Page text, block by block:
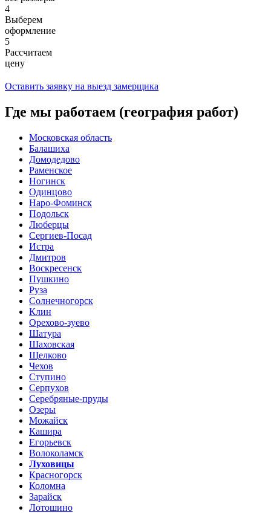
4
Выберем
оформление
5
Рассчитаем
цену
Оставить заявку на выезд замерщика
Где мы работаем (география работ)
Московская область
Балашиха
Домодедово
Раменское
Ногинск
Одинцово
Наро-Фоминск
Подольск
Люберцы
Сергиев-Посад
Истра
Дмитров
Воскресенск
Пушкино
Руза
Солнечногорск
Клин
Орехово-зуево
Шатура
Шаховская
Щелково
Чехов
Ступино
Серпухов
Серебряные-пруды
Озеры
Можайск
Кашира
Егорьевск
Волоколамск
Луховицы
Красногорск
Коломна
Зарайск
Лотошино